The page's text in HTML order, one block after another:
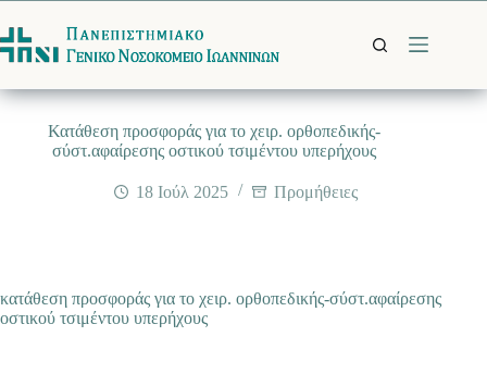
στο
περιεχόμενο
Κατάθεση προσφοράς για το χειρ. ορθοπεδικής-
σύστ.αφαίρεσης οστικού τσιμέντου υπερήχους
18 Ιούλ 2025 Προμήθειες
κατάθεση προσφοράς για το χειρ. ορθοπεδικής-σύστ.αφαίρεσης
οστικού τσιμέντου υπερήχους